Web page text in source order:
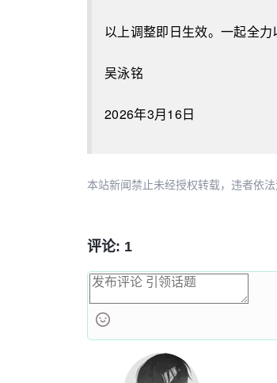
以上调整即日生效。一起全力
吴泳铭
2026年3月16日
本站新闻禁止未经授权转载，违者依
评论: 1